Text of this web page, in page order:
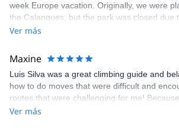
week Europe vacation. Originally, we were
the Calanques, but the park was closed due
danger. Guillaume chose another amazing
kindly offered train station pick-up and hotel
appreciated very much. The multi-pitch route
fun but also the right amount of challenge,
enjoyed. The communication from the team
prompt and clear—highly recommend!
Ver más
Maxine
Luis Silva was a great climbing guide and
how to do moves that were difficult and
routes that were challenging for me!
encouragement, I managed to complete
Ver más